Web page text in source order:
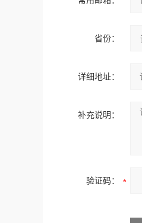
省份：
详细地址：
补充说明：
验证码：